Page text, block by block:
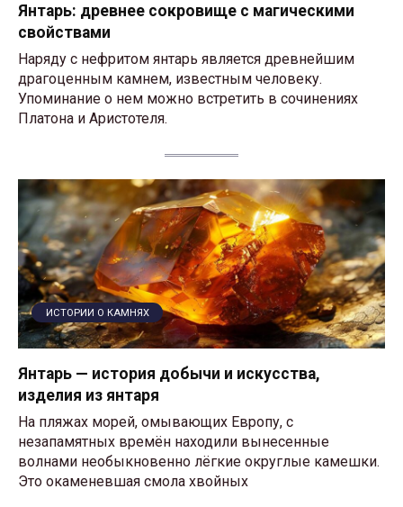
Янтарь: древнее сокровище с магическими
свойствами
Наряду с нефритом янтарь является древнейшим
драгоценным камнем, известным человеку.
Упоминание о нем можно встретить в сочинениях
Платона и Аристотеля.
ИСТОРИИ О КАМНЯХ
Янтарь — история добычи и искусства,
изделия из янтаря
На пляжах морей, омывающих Европу, с
незапамятных времён находили вынесенные
волнами необыкновенно лёгкие округлые камешки.
Это окаменевшая смола хвойных